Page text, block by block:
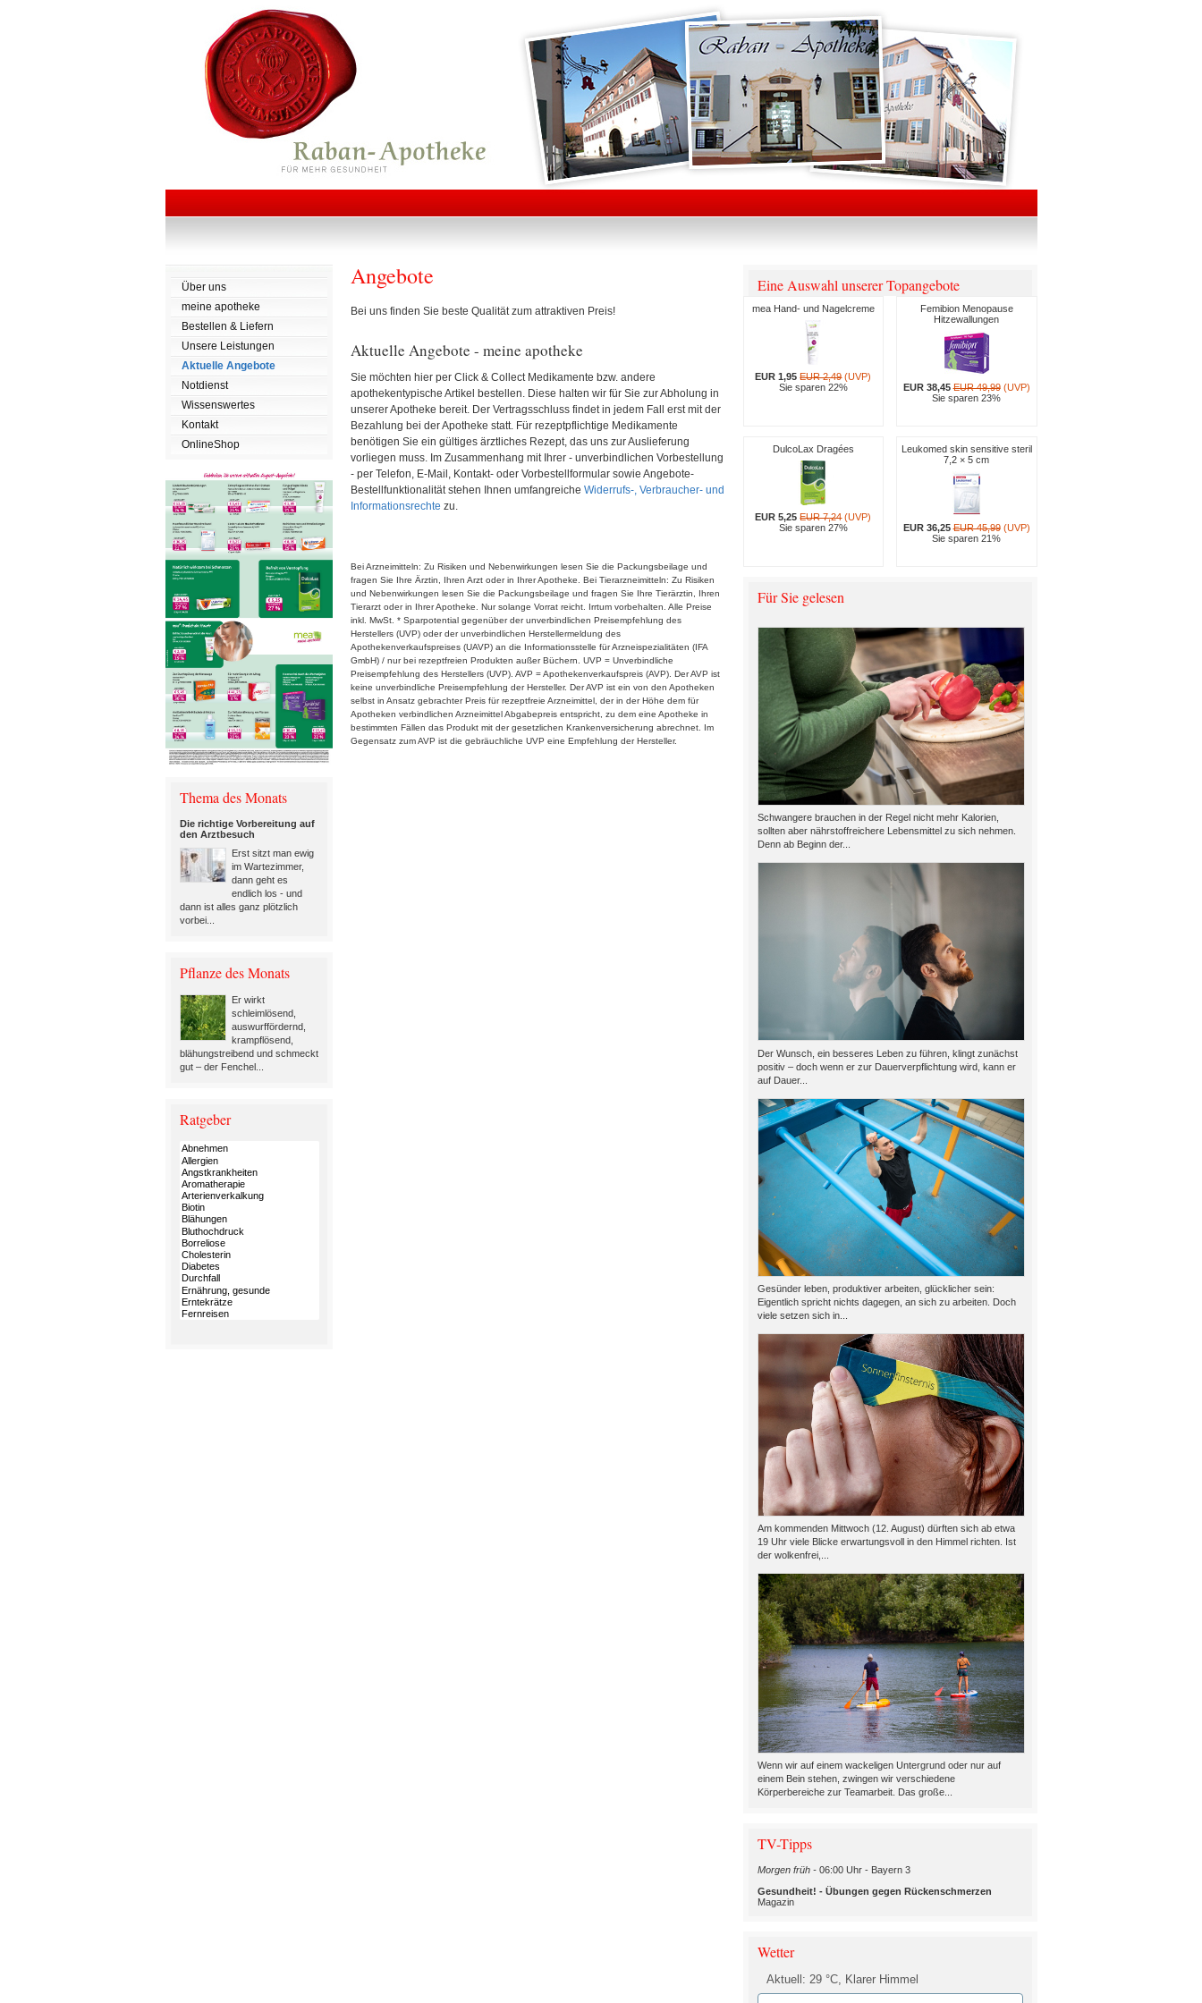
Über uns
meine apotheke
Bestellen & Liefern
Unsere Leistungen
Aktuelle Angebote
Notdienst
Wissenswertes
Kontakt
OnlineShop
Thema des Monats
Die richtige Vorbereitung auf
den Arztbesuch
Erst sitzt man ewig
im Wartezimmer,
dann geht es
endlich los - und
dann ist alles ganz plötzlich
vorbei...
Pflanze des Monats
Er wirkt
schleimlösend,
auswurffördernd,
krampflösend,
blähungstreibend und schmeckt
gut – der Fenchel...
Ratgeber
Angebote
Bei uns finden Sie beste Qualität zum attraktiven Preis!
Aktuelle Angebote - meine apotheke
Sie möchten hier per Click & Collect Medikamente bzw. andere
apothekentypische Artikel bestellen. Diese halten wir für Sie zur Abholung in
unserer Apotheke bereit. Der Vertragsschluss findet in jedem Fall erst mit der
Bezahlung bei der Apotheke statt. Für rezeptpflichtige Medikamente
benötigen Sie ein gültiges ärztliches Rezept, das uns zur Auslieferung
vorliegen muss. Im Zusammenhang mit Ihrer - unverbindlichen Vorbestellung
- per Telefon, E-Mail, Kontakt- oder Vorbestellformular sowie Angebote-
Bestellfunktionalität stehen Ihnen umfangreiche Widerrufs-, Verbraucher- und
Informationsrechte zu.
Bei Arzneimitteln: Zu Risiken und Nebenwirkungen lesen Sie die Packungsbeilage und
fragen Sie Ihre Ärztin, Ihren Arzt oder in Ihrer Apotheke. Bei Tierarzneimitteln: Zu Risiken
und Nebenwirkungen lesen Sie die Packungsbeilage und fragen Sie Ihre Tierärztin, Ihren
Tierarzt oder in Ihrer Apotheke. Nur solange Vorrat reicht. Irrtum vorbehalten. Alle Preise
inkl. MwSt. * Sparpotential gegenüber der unverbindlichen Preisempfehlung des
Herstellers (UVP) oder der unverbindlichen Herstellermeldung des
Apothekenverkaufspreises (UAVP) an die Informationsstelle für Arzneispezialitäten (IFA
GmbH) / nur bei rezeptfreien Produkten außer Büchern. UVP = Unverbindliche
Preisempfehlung des Herstellers (UVP). AVP = Apothekenverkaufspreis (AVP). Der AVP ist
keine unverbindliche Preisempfehlung der Hersteller. Der AVP ist ein von den Apotheken
selbst in Ansatz gebrachter Preis für rezeptfreie Arzneimittel, der in der Höhe dem für
Apotheken verbindlichen Arzneimittel Abgabepreis entspricht, zu dem eine Apotheke in
bestimmten Fällen das Produkt mit der gesetzlichen Krankenversicherung abrechnet. Im
Gegensatz zum AVP ist die gebräuchliche UVP eine Empfehlung der Hersteller.
Eine Auswahl unserer Topangebote
mea Hand- und Nagelcreme
EUR 1,95 EUR 2,49(UVP)
Sie sparen 22%
Femibion Menopause
Hitzewallungen
EUR 38,45 EUR 49,99(UVP)
Sie sparen 23%
DulcoLax Dragées
EUR 5,25 EUR 7,24(UVP)
Sie sparen 27%
Leukomed skin sensitive steril
7,2 × 5 cm
EUR 36,25 EUR 45,99(UVP)
Sie sparen 21%
Für Sie gelesen
Schwangere brauchen in der Regel nicht mehr Kalorien,
sollten aber nährstoffreichere Lebensmittel zu sich nehmen.
Denn ab Beginn der...
Der Wunsch, ein besseres Leben zu führen, klingt zunächst
positiv – doch wenn er zur Dauerverpflichtung wird, kann er
auf Dauer...
Gesünder leben, produktiver arbeiten, glücklicher sein:
Eigentlich spricht nichts dagegen, an sich zu arbeiten. Doch
viele setzen sich in...
Am kommenden Mittwoch (12. August) dürften sich ab etwa
19 Uhr viele Blicke erwartungsvoll in den Himmel richten. Ist
der wolkenfrei,...
Wenn wir auf einem wackeligen Untergrund oder nur auf
einem Bein stehen, zwingen wir verschiedene
Körperbereiche zur Teamarbeit. Das große...
TV-Tipps
Morgen früh -06:00 Uhr - Bayern 3
Gesundheit! - Übungen gegen Rückenschmerzen
Magazin
Wetter
Aktuell: 29 °C, Klarer Himmel